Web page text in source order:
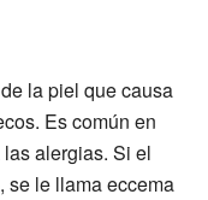
la piel que causa
Es común en
alergias. Si el
se le llama eccema